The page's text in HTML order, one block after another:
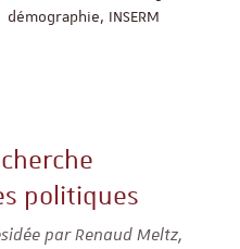
démographie, INSERM
politiques
par Renaud Meltz,